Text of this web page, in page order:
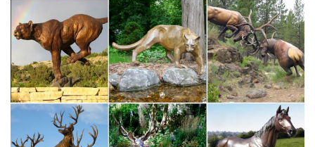
определить завод-изготовитель? Кстати, высота 26 см., на вид
блестящая (не матовая).
Волшебство Мейсенского фарфора. Жанровые статуэтки
Соболева Надежда Солнечная живопись. Виды творчестваНо
только любуясь статуэтками из мейсенского фарфора, я
поняла, каких поразительных вершин мастерства можно
достичь в этом искусстве.Помните, в "Операции Ы":" Налетай,
не скупись, покупай живопИсь!" для…